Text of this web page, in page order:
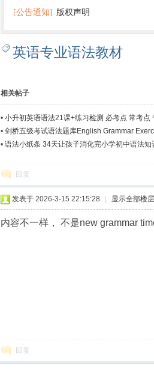
[公告通知] 版权声明
英语专业语法教材
相关帖子
• 小升初英语语法21课+练习检测 必考点 常考点
• 剑桥五级考试语法题库English Grammar
• 语法小纸条 34天让孩子消化完小学初中语法知
回复
发表于 2026-3-15 22:15:28 显示全部楼层
内容不一样， 不是new grammar
回复